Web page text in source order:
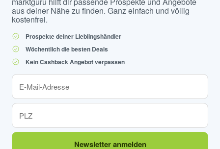
aus deiner Nähe zu finden. Ganz einfach und völlig
kostenfrei.
Prospekte deiner Lieblingshändler
Wöchentlich die besten Deals
Kein Cashback Angebot verpassen
Newsletter anmelden